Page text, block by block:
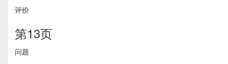
评价
第13页
问题